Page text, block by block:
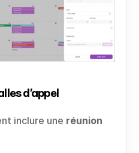
d’appel
inclure une réunion